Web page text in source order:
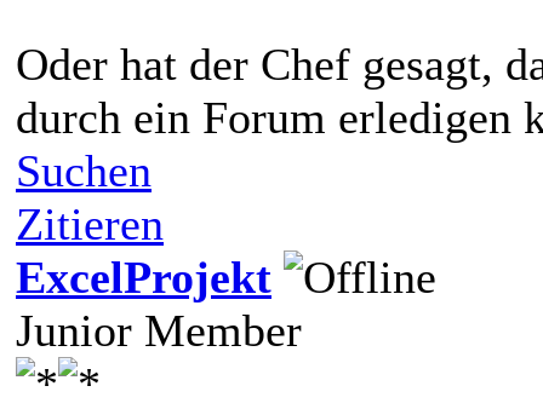
Oder hat der Chef gesagt,
durch ein Forum erledigen
Suchen
Zitieren
ExcelProjekt
Junior Member